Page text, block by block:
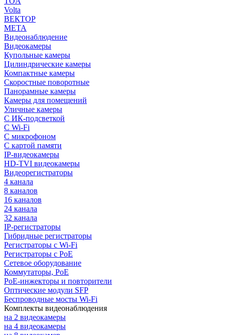
Volta
ВЕКТОР
МЕТА
Видеонаблюдение
Видеокамеры
Купольные камеры
Цилиндрические камеры
Компактные камеры
Скоростные поворотные
Панорамные камеры
Камеры для помещений
Уличные камеры
С ИК-подсветкой
С Wi-Fi
С микрофоном
С картой памяти
IP-видеокамеры
HD-TVI видеокамеры
Видеорегистраторы
4 канала
8 каналов
16 каналов
24 канала
32 канала
IP-регистраторы
Гибридные регистраторы
Регистраторы с Wi-Fi
Регистраторы с PoE
Сетевое оборудование
Коммутаторы, PoE
PoE-инжекторы и повторители
Оптические модули SFP
Беспроводные мосты Wi-Fi
Комплекты видеонаблюдения
на 2 видеокамеры
на 4 видеокамеры